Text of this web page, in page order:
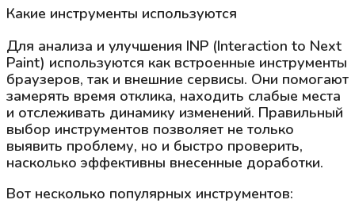
Какие инструменты используются
Для анализа и улучшения INP (Interaction to Next
Paint) используются как встроенные инструменты
браузеров, так и внешние сервисы. Они помогают
замерять время отклика, находить слабые места
и отслеживать динамику изменений. Правильный
выбор инструментов позволяет не только
выявить проблему, но и быстро проверить,
насколько эффективны внесенные доработки.
Вот несколько популярных инструментов: